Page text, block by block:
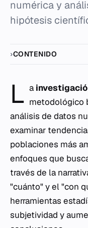
numérica y
hipótesis
CONTENIDO
L a
metodológico
análisis de datos
examinar
poblaciones más
enfoques que
través de la
"cuánto" y el "con
herramientas
subjetividad y